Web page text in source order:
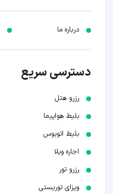
درباره ما
دسترسی سریع
رزرو هتل
بلیط هواپیما
بلیط اتوبوس
اجاره ویلا
رزرو تور
ویزای توریستی